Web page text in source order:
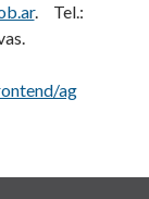
. Tel.:
ag